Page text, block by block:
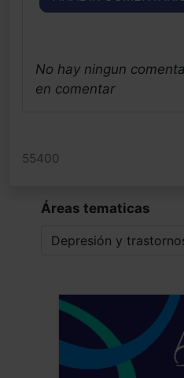
No hay ningun
en comentar
55400
Áreas tematicas